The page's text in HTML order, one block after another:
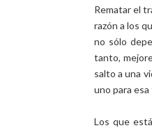
Rematar el
razón a los
no sólo
tanto,
salto a una
uno para
Los que